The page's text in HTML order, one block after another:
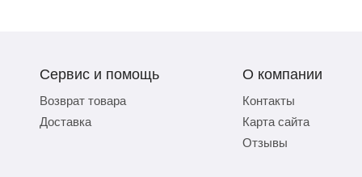
Сервис и помощь
Возврат товара
Доставка
О компании
Контакты
Карта сайта
Отзывы